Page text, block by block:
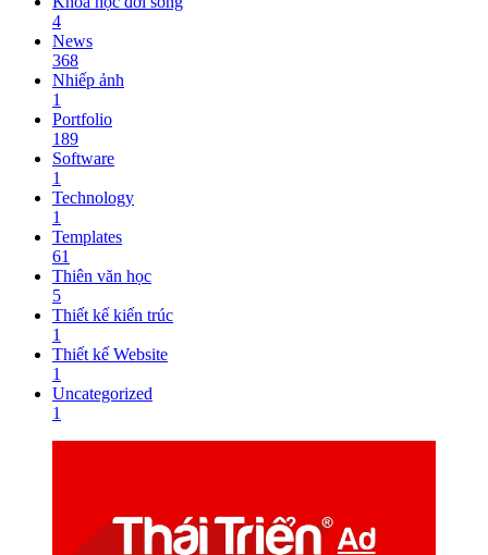
4
News
368
Nhiếp ảnh
1
Portfolio
189
Software
1
Technology
1
Templates
61
Thiên văn học
5
Thiết kế kiến trúc
1
Thiết kế Website
1
Uncategorized
1